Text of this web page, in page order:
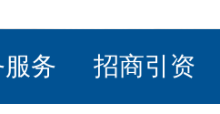
务 招商引资